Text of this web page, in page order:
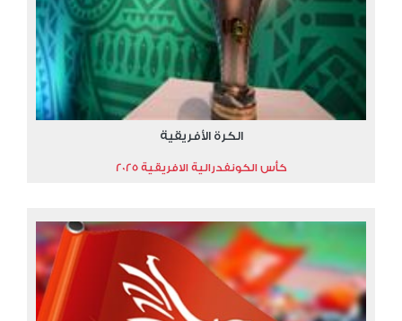
الكرة الأفريقية
كأس الكونفدرالية الافريقية 2025